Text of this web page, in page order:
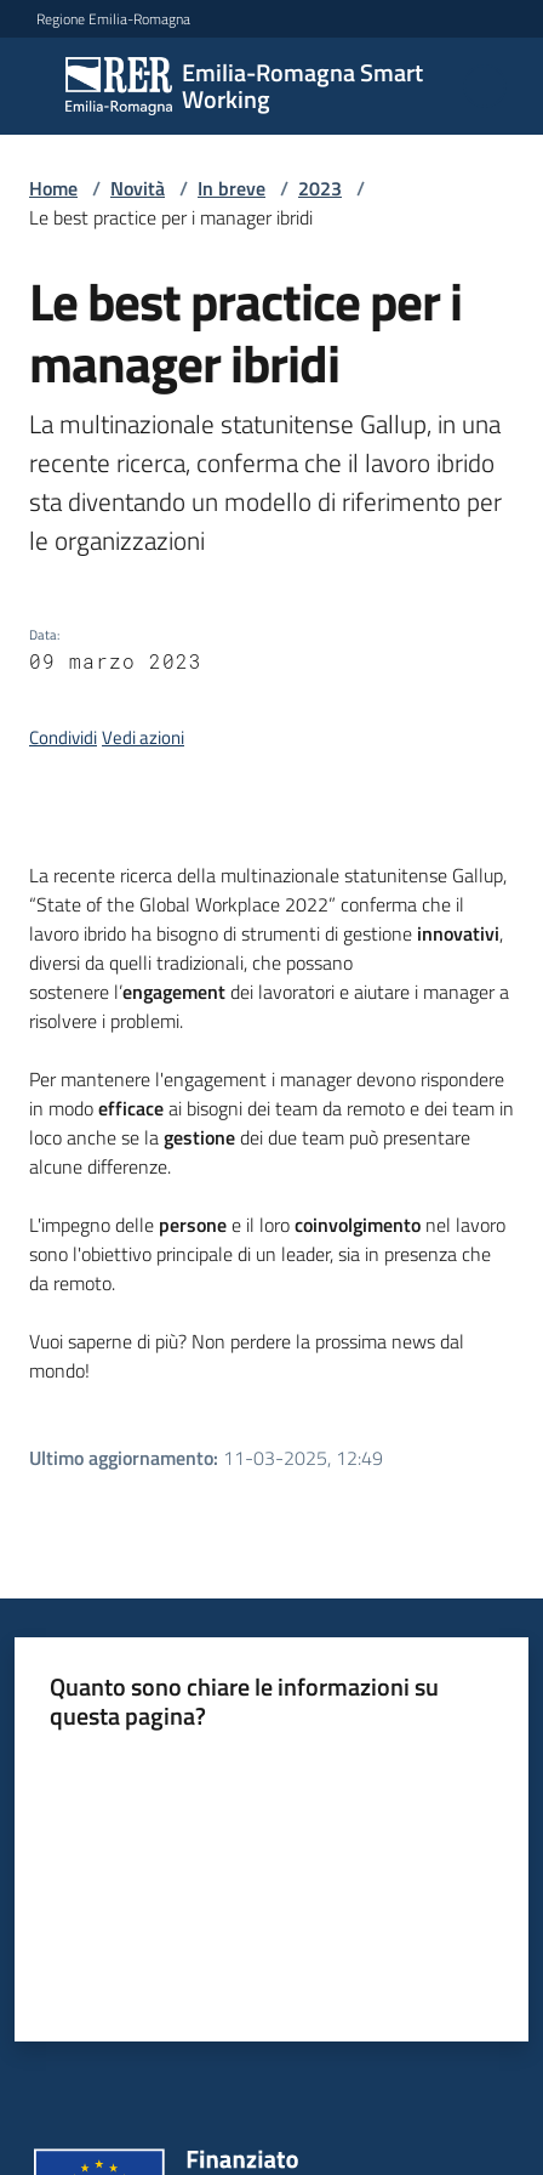
Vai al contenuto
Vai alla navigazione
Vai al footer
Regione Emilia-Romagna
Emilia-Romagna Smart
Working
Emilia-
Romagna
Smart
Working
Scopri
Novità
Storie
Home / Novità / In breve / 2023 /
Le best practice per i manager ibridi
Salta al contenuto
Le best practice per i
manager ibridi
La multinazionale statunitense Gallup, in una
recente ricerca, conferma che il lavoro ibrido
sta diventando un modello di riferimento per
le organizzazioni
Data:
09 marzo 2023
CondividiVedi azioni
Introduzione
La recente ricerca della multinazionale statunitense Gallup,
“State of the Global Workplace 2022” conferma che il
lavoro ibrido ha bisogno di strumenti di gestione innovativi,
diversi da quelli tradizionali, che possano
sostenere l’engagementdei lavoratori e aiutare i manager a
risolvere i problemi.​
Per mantenere l'engagement i manager devono rispondere
in modoefficaceai bisogni dei team da remoto e dei team in
loco anche se lagestionedei due team può presentare
alcune differenze.​
L'impegno delle personee il lorocoinvolgimento nel lavoro
sono l'obiettivo principale di un leader, sia in presenza che
da remoto.​
Vuoi saperne di più? Non perdere la prossima news dal
mondo!​
Ultimo aggiornamento: 11-03-2025, 12:49
Quanto sono chiare le informazioni su
questa pagina?